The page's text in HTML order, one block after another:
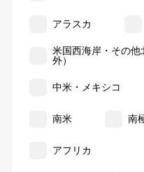
アラスカ
米国西海岸・その他
外）
中米・メキシコ
南米 南
アフリカ